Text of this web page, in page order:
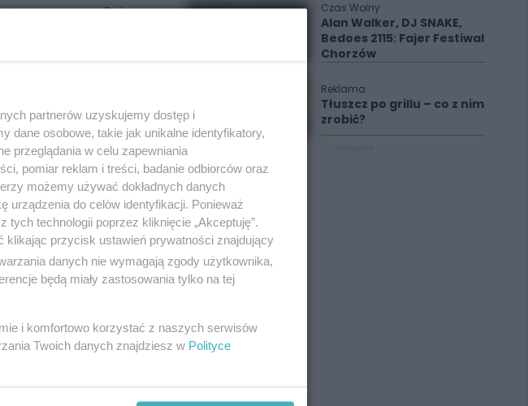
przez Pałac
Baśnie na
Czas Wolny
Alan Walker, DJ SNAKE,
Bedoes 2115: Fajer Festiwal
Chorzów
Reklama
Tłuszcz po grillu – co z nim
zrobić?
partnerów uzyskujemy dostęp i
dane osobowe, takie jak unikalne identyfikatory,
przeglądania w celu zapewniania
pomiar reklam i treści, badanie odbiorców oraz
możemy używać dokładnych danych
urządzenia do celów identyfikacji. Ponieważ
technologii poprzez kliknięcie „Akceptuję”.
przycisk ustawień prywatności znajdujący
danych nie wymagają zgody użytkownika,
będą miały zastosowania tylko na tej
i komfortowo korzystać z naszych serwisów
Twoich danych znajdziesz w Polityce